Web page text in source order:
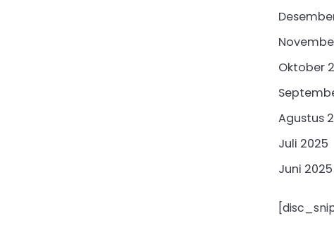
Oktober
Agustus
Juli 2025
Juni 2025